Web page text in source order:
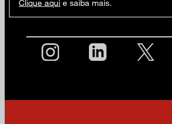
Clique aqui e saiba mais.